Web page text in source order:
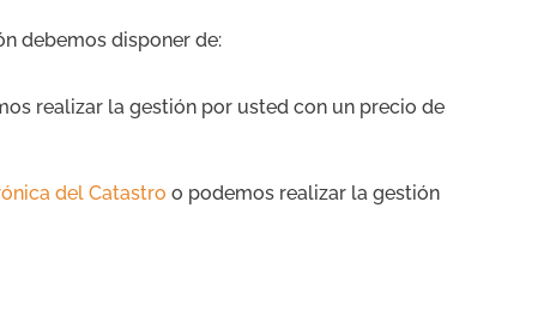
debemos disponer de:
realizar la gestión por usted con un precio de
del Catastro o podemos realizar la gestión